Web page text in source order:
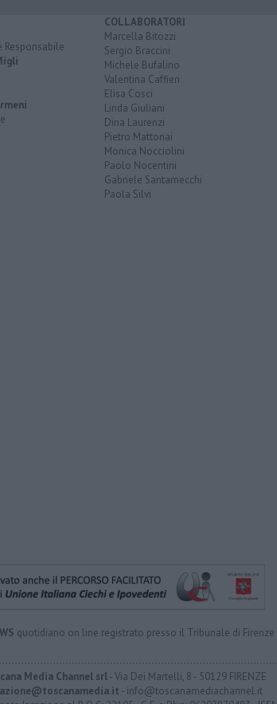
Responsabile
COLLABORATORI
Marcella Bitozzi
Sergio Braccini
Michele Bufalino
Valentina Caffieri
Elisa Cosci
Linda Giuliani
Dina Laurenzi
Pietro Mattonai
Monica Nocciolini
Paolo Nocentini
Gabriele Santarnecchi
Paola Silvi
quotidiano on line registrato presso il Tribunale di
Media Channel srl- Via Dei Martelli, 8 - 50129 FIRENZE
- info@toscanamediachannel.it